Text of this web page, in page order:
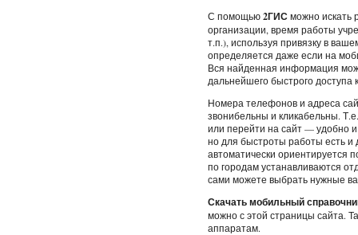
С помощью2ГИСможно искать
организации, время работы
т.п.), используя привязку в
определяется даже если на
Вся найденная информация
дальнейшего быстрого доступа
Номера телефонов и адреса
звонибельны и кликабельны.
или перейти на сайт — удобно
но для быстроты работы есть и
автоматически ориентируется
по городам устанавливаются
сами можете выбрать нужные
Скачать мобильный
можно с этой страницы сайта.
аппаратам.